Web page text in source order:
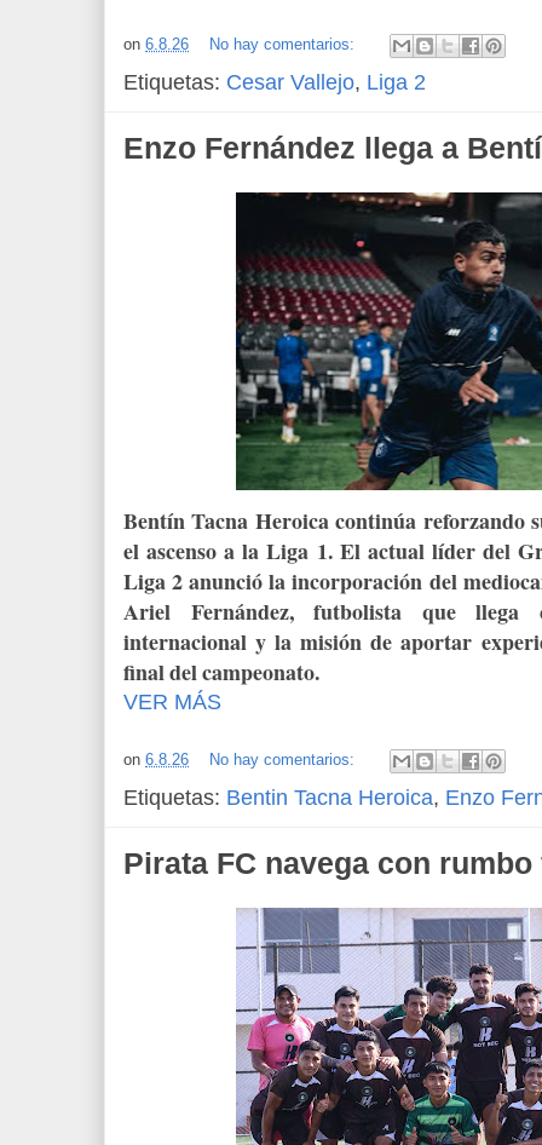
on 6.8.26 No hay comentarios:
Etiquetas: Cesar Vallejo, Liga 2
Enzo Fernández llega a
Bentín Tacna Heroica continúa reforzando
el ascenso a la Liga 1. El actual líder del
Liga 2 anunció la incorporación del
Ariel Fernández, futbolista que llega
internacional y la misión de aportar
final del campeonato.
VER MÁS
on 6.8.26 No hay comentarios:
Etiquetas: Bentin Tacna Heroica, Enzo
Pirata FC navega con